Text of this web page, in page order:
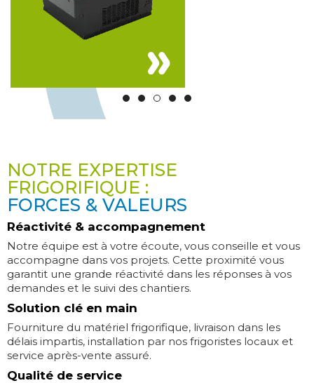
NOTRE EXPERTISE
FRIGORIFIQUE :
FORCES & VALEURS
Réactivité & accompagnement
Notre équipe est à votre écoute, vous conseille et vous
accompagne dans vos projets. Cette proximité vous
garantit une grande réactivité dans les réponses à vos
demandes et le suivi des chantiers.
Solution clé en main
Fourniture du matériel frigorifique, livraison dans les
délais impartis, installation par nos frigoristes locaux et
service après-vente assuré.
Qualité de service